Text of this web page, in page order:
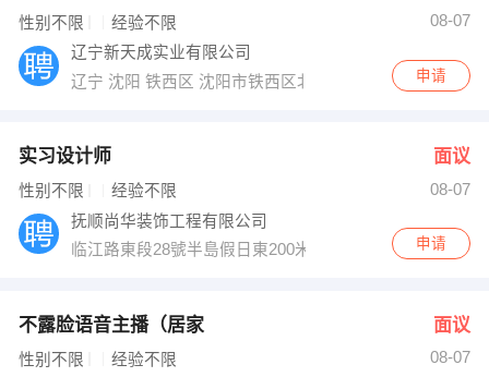
性别不限 经验不限
08-07
辽宁新天成实业有限公司
辽宁 沈阳 铁西区 沈阳市铁西区北二中路18号特变电工大
申请
实习设计师 面议
性别不限 经验不限
08-07
抚顺尚华装饰工程有限公司
临江路東段28號半島假日東200米
申请
不露脸语音主播（居家 面议
性别不限 经验不限
08-07